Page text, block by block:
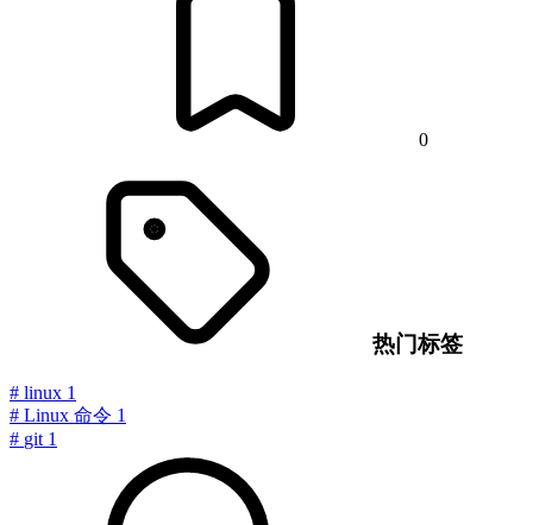
0
热门标签
# linux 1
# Linux 命令 1
# git 1